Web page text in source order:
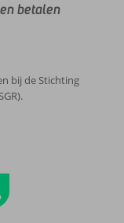
betalen
bij de Stichting